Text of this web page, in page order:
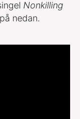
Nonkilling
nedan.